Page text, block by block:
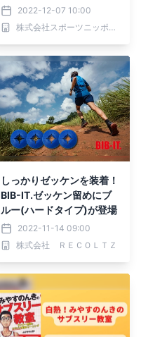
ラソン2023」
2022-12-07 10:00
株式会社スポーツニッポン新聞社
しっかりゼッケンを装着！
BIB-IT.ゼッケン留めにブ
ルー(ハードタイプ)が登場
2022-11-14 09:00
株式会社 ＲＥＣＯＬＴＺ